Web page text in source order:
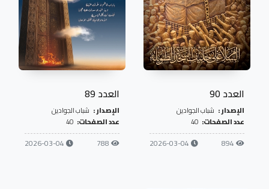
العدد 90
الإصدار : شباب الجوادين
عدد الصفحات: 40
894
2026-03-04
العدد 89
الإصدار : شباب الجوادين
عدد الصفحات: 40
788
2026-03-04